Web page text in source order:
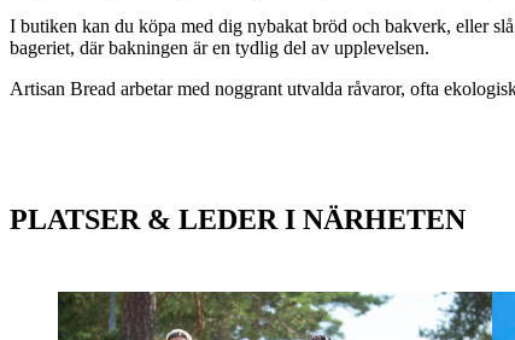
I butiken kan du köpa med dig nybakat bröd och bakverk, eller
bageriet, där bakningen är en tydlig del av upplevelsen.
Artisan Bread arbetar med noggrant utvalda råvaror, ofta
PLATSER & LEDER I NÄRHETEN